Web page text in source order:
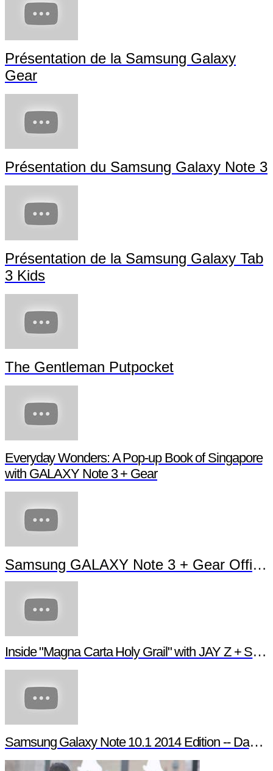
Présentation de la Samsung Galaxy
Gear
Présentation du Samsung Galaxy Note 3
Présentation de la Samsung Galaxy Tab
3 Kids
The Gentleman Putpocket
Everyday Wonders: A Pop-up Book of Singapore
with GALAXY Note 3 + Gear
Samsung GALAXY Note 3 + Gear Official TVC
Inside "Magna Carta Holy Grail" with JAY Z + Samsung
Samsung Galaxy Note 10.1 2014 Edition -- Day in the Life